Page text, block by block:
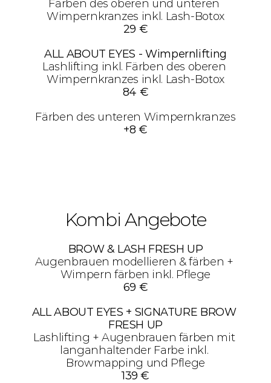
Färben des oberen und unteren
Wimpernkranzes inkl. Lash-Botox
29 €
ALL ABOUT EYES - Wimpernlifting
Lashlifting inkl. Färben des oberen
Wimpernkranzes inkl. Lash-Botox
84 €
Färben des unteren Wimpernkranzes
+8 €
Kombi Angebote
BROW & LASH FRESH UP
Augenbrauen modellieren & färben +
Wimpern färben inkl. Pflege
69 €
ALL ABOUT EYES + SIGNATURE BROW
FRESH UP
Lashlifting + Augenbrauen färben mit
langanhaltender Farbe inkl.
Browmapping und Pflege
139 €